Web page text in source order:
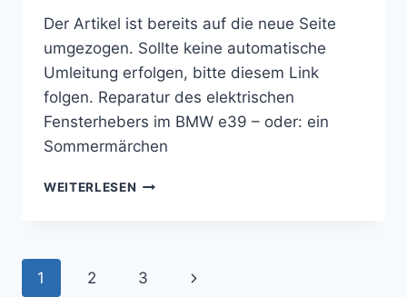
Der Artikel ist bereits auf die neue Seite
umgezogen. Sollte keine automatische
Umleitung erfolgen, bitte diesem Link
folgen. Reparatur des elektrischen
Fensterhebers im BMW e39 – oder: ein
Sommermärchen
WEITERLESEN REPARATUR
BMW
Seitennavigation
1 2 3 Nächste